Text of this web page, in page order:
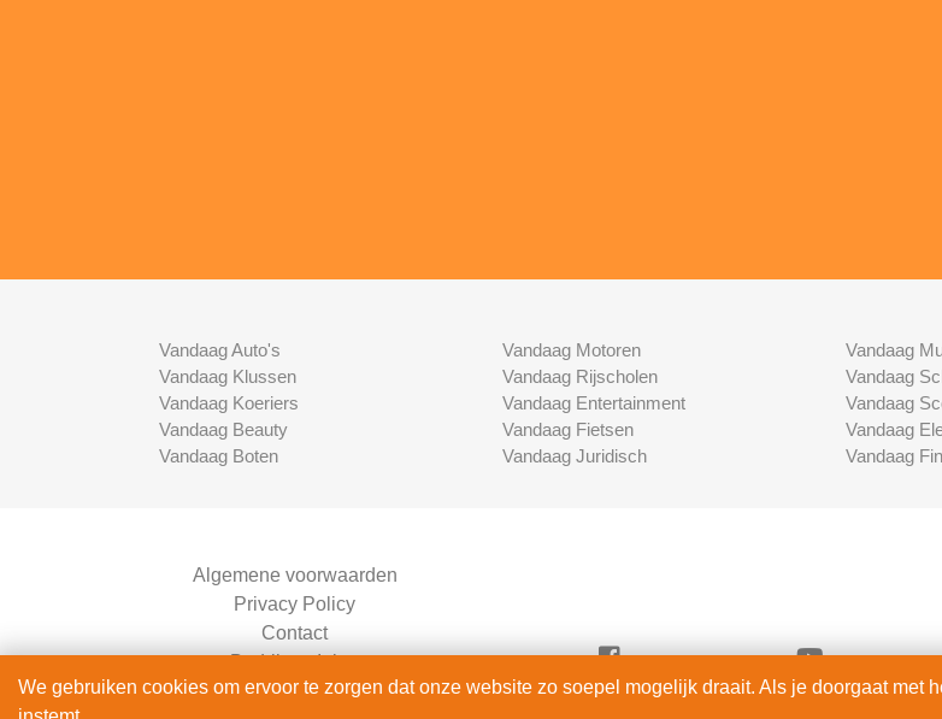
Vandaag Auto's
Vandaag Klussen
Vandaag Koeriers
Vandaag Beauty
Vandaag Boten
Vandaag Motoren
Vandaag Rijscholen
Vandaag Entertainment
Vandaag Fietsen
Vandaag Juridisch
Vandaag
Vandaag
Vandaag
Vandaag
Vandaag
Algemene voorwaarden
Privacy Policy
Contact
Bedrijven Inlog
We gebruiken cookies om ervoor te zorgen dat onze website zo soepel mogelijk draait. Als je doorgaat met